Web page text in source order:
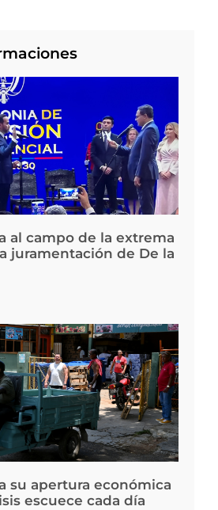
al campo de la extrema
juramentación de De la
su apertura económica
escuece cada día